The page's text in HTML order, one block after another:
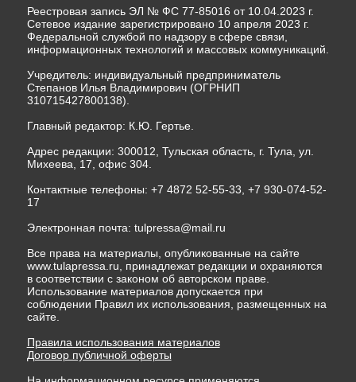
Реестровая запись ЭЛ № ФС 77-85016 от 10.04.2023 г.
Сетевое издание зарегистрировано 10 апреля 2023 г.
Федеральной службой по надзору в сфере связи,
информационных технологий и массовых коммуникаций.
Учредитель: индивидуальный предприниматель
Степанов Илья Владимирович (ОГРНИП
310715427800138).
Главный редактор: К.Ю. Гертье.
Адрес редакции: 300012, Тульская область, г. Тула, ул.
Михеева, 17, офис 304.
Контактные телефоны: +7 4872 52-55-33, +7 930-074-52-
17
Электронная почта: tulpressa@mail.ru
Все права на материалы, опубликованные на сайте
www.tulapressa.ru, принадлежат редакции и охраняются
в соответствии с законом об авторском праве.
Использование материалов допускается при
соблюдении Правил их использования, размещенных на
сайте.
Правила использования материалов
Договор публичной оферты